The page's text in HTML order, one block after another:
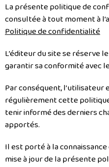
La présente politique de
consultée à tout moment à
Politique de confidentialité
L’éditeur du site se réserve
garantir sa conformité avec
Par conséquent,
régulièrement cette
tenir informé des derniers
apportés.
Il est porté à la
mise à jour de la présente